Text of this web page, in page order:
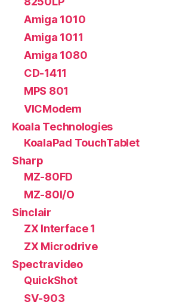
Amiga 1010
Amiga 1011
Amiga 1080
CD-1411
MPS 801
VICModem
Koala Technologies
KoalaPad TouchTablet
Sharp
MZ-80FD
MZ-80I/O
Sinclair
ZX Interface 1
ZX Microdrive
Spectravideo
QuickShot
SV-903